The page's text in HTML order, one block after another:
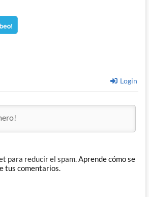
Login
para reducir el spam.Aprende cómo se
tus comentarios.